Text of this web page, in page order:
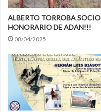
ALBERTO TORROBA SOCIO
HONORARIO DE ADAN!!!
08/04/2025